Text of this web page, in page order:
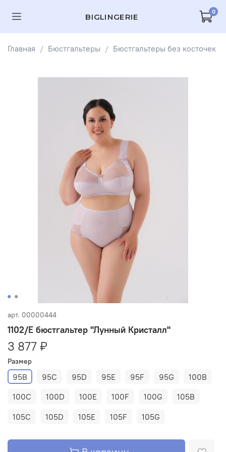
BIGLINGERIE
0
Главная Бюстгальтеры Бюстгальтеры без косточек
арт. 00000444
1102/E бюстгальтер "Лунный Кристалл"
3 877 ₽
Размер
95B 95C 95D 95E 95F 95G
100B
100C
100D 100E 100F 100G
105B
105C
105D 105E 105F 105G